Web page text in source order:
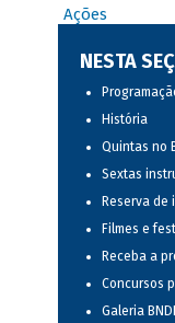
Ações
NESTA
História
Quintas no
Sextas
Reserva de
Filmes e
Receba a
Concursos
Galeria